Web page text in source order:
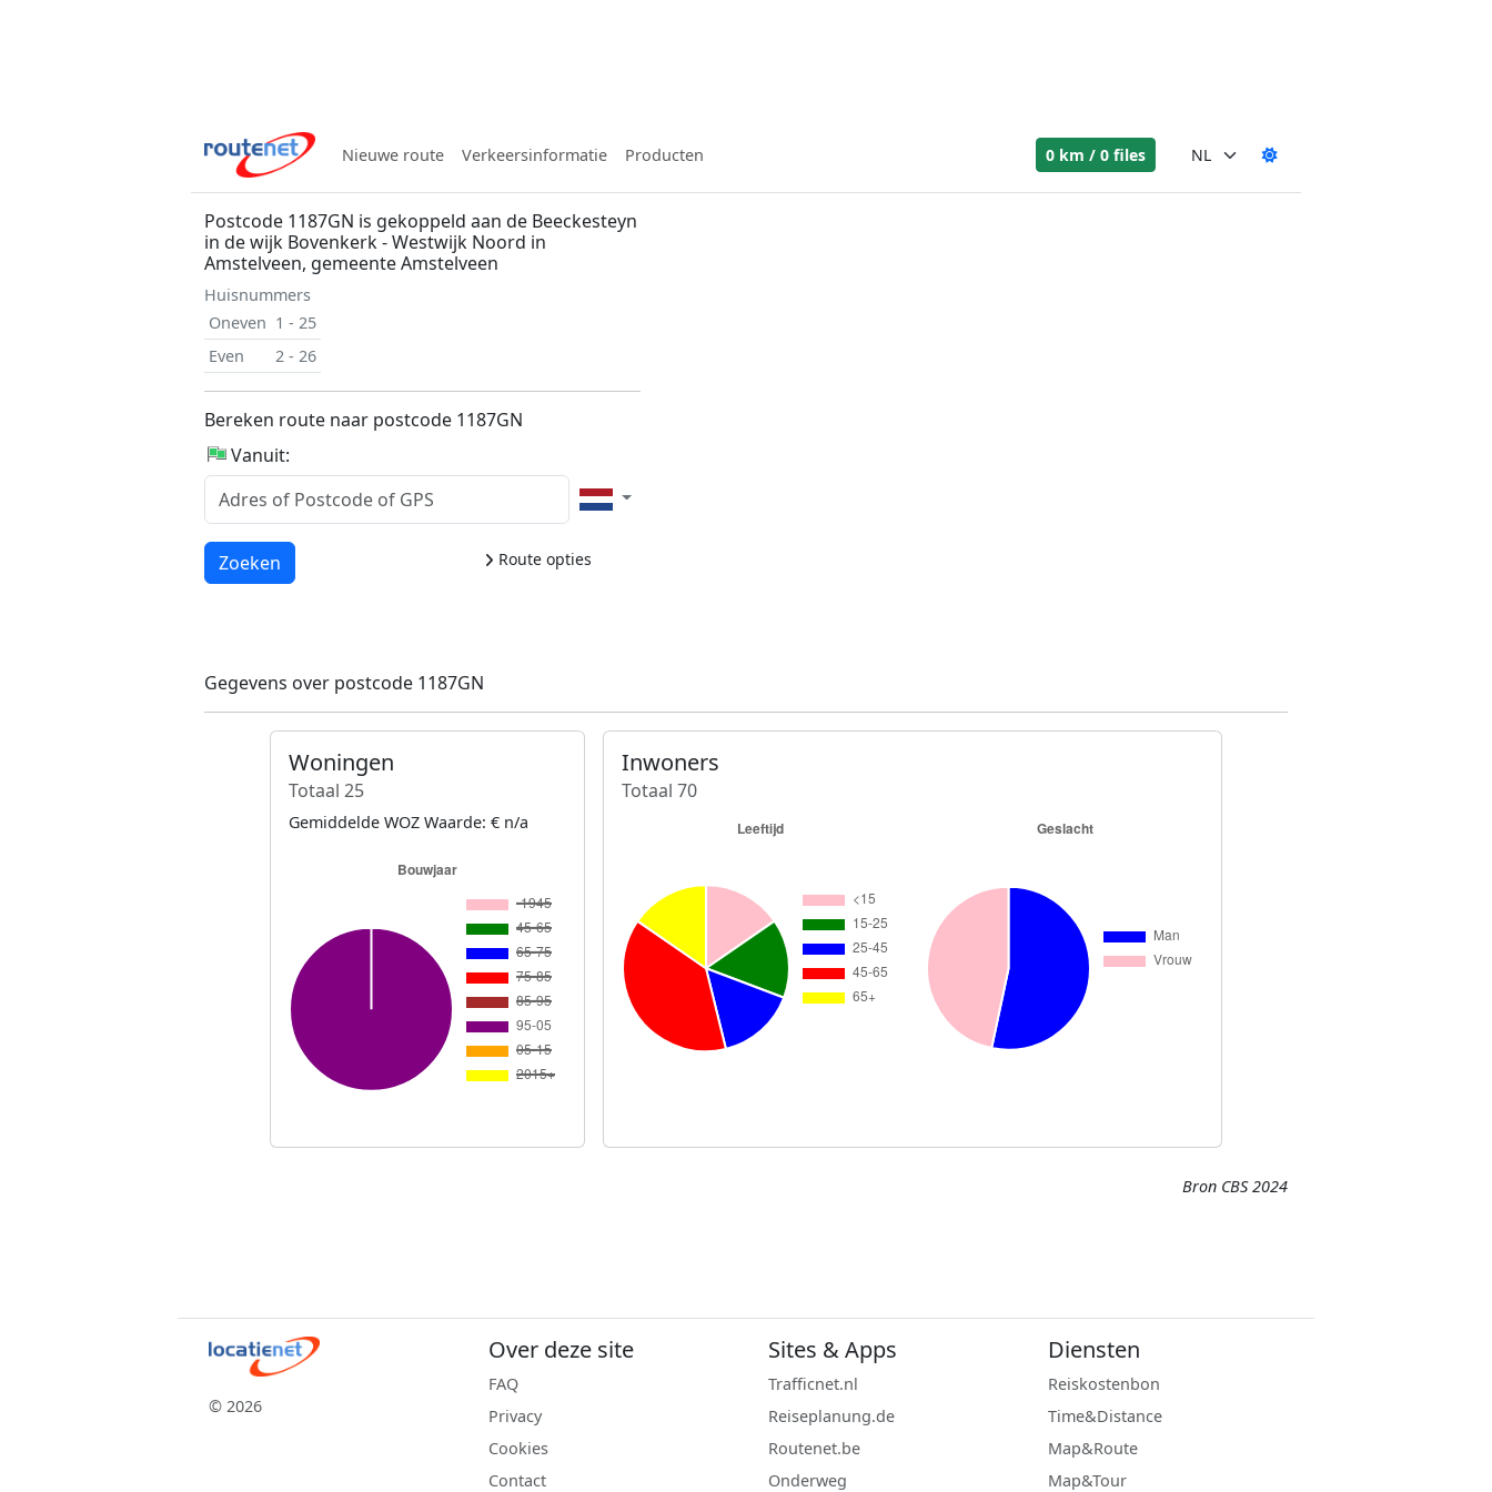
Nieuwe route Verkeersinformatie Producten 0 km / 0 files
Postcode 1187GN is gekoppeld aan de Beeckesteyn
in de wijk Bovenkerk - Westwijk Noord in
Amstelveen, gemeente Amstelveen
Huisnummers
Oneven 1 - 25
Even
2 - 26
Bereken route naar postcode 1187GN
Vanuit:
Route opties
Laden...
Zoeken
Gegevens over postcode 1187GN
Woningen
Totaal 25
Gemiddelde WOZ Waarde: € n/a
Inwoners
Totaal 70
Bron CBS 2024
© 2026
Over deze site
FAQ
Privacy
Cookies
Contact
Sites & Apps
Trafficnet.nl
Reiseplanung.de
Routenet.be
Onderweg
Diensten
Reiskostenbon
Time&Distance
Map&Route
Map&Tour